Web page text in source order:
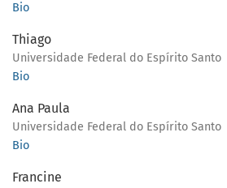
Bio
Thiago
Universidade Federal do Espírito Santo
Bio
Ana Paula
Universidade Federal do Espírito Santo
Bio
Francine